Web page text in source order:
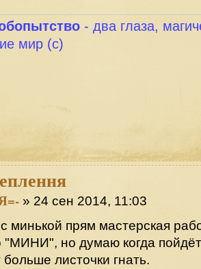
- два глаза,
мир (с)
» 24 сен 2014, 11:03
минькой прям мастерская
"МИНИ", но думаю когда
больше листочки гнать.